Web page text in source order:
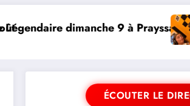
Expérience RADIO, Thibault et
ÉCOUTER LE